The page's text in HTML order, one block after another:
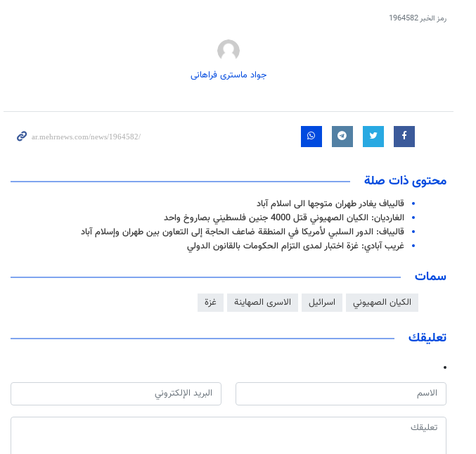
رمز الخبر1964582
جواد ماستری فراهانی
محتوى ذات صلة
قاليباف يغادر طهران متوجها الى اسلام آباد
الغارديان: الكيان الصهيوني قتل 4000 جنين فلسطيني بصاروخ واحد
قاليباف: الدور السلبي لأمريكا في المنطقة ضاعف الحاجة إلى التعاون بين طهران وإسلام آباد
غريب آبادي: غزة اختبار لمدى التزام الحكومات بالقانون الدولي
سمات
الكيان الصهيوني اسرائيل الاسرى الصهاينة غزة
تعليقك